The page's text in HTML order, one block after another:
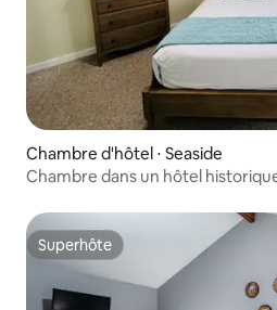
Chambre d'hôtel ⋅ Seaside
Chambre dans un hôtel
Superhôte
Superhôte